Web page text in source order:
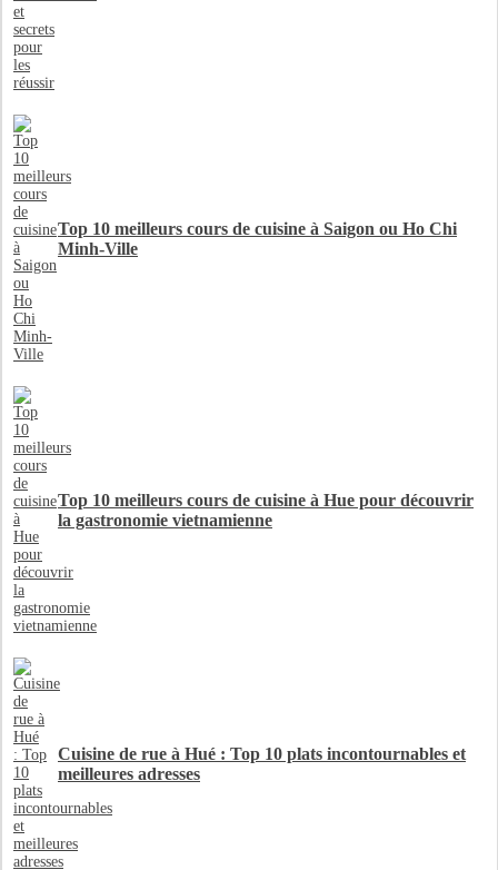
Top 10 meilleurs cours de cuisine à Saigon ou Ho Chi
Minh-Ville
Top 10 meilleurs cours de cuisine à Hue pour découvrir
la gastronomie vietnamienne
Cuisine de rue à Hué : Top 10 plats incontournables et
meilleures adresses